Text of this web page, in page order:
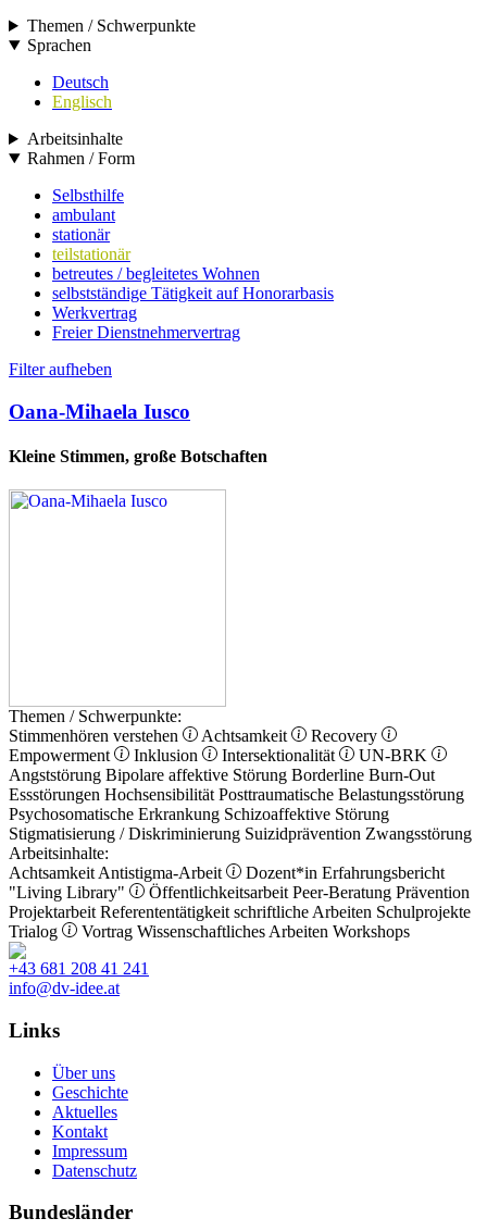
Themen / Schwerpunkte
Sprachen
Deutsch
Englisch
Arbeitsinhalte
Rahmen / Form
Selbsthilfe
ambulant
stationär
teilstationär
betreutes / begleitetes Wohnen
selbstständige Tätigkeit auf Honorarbasis
Werkvertrag
Freier Dienstnehmervertrag
Filter aufheben
Oana-Mihaela Iusco
Kleine Stimmen, große Botschaften
Themen / Schwerpunkte:
Stimmenhören verstehen
Achtsamkeit
Recovery
Empowerment
Inklusion Intersektionalität
UN-BRK
Angststörung Bipolare affektive Störung Borderline Burn-Out
Essstörungen Hochsensibilität Posttraumatische Belastungsstörung
Psychosomatische Erkrankung Schizoaffektive Störung
Stigmatisierung / Diskriminierung Suizidprävention Zwangsstörung
Arbeitsinhalte:
Achtsamkeit Antistigma-Arbeit Dozent*in Erfahrungsbericht
"Living Library"
Öffentlichkeitsarbeit Peer-Beratung Prävention
Projektarbeit Referententätigkeit schriftliche Arbeiten Schulprojekte
Trialog
Vortrag Wissenschaftliches Arbeiten Workshops
+43 681 208 41 241
info@dv-idee.at
Links
Über uns
Geschichte
Aktuelles
Kontakt
Impressum
Datenschutz
Bundesländer